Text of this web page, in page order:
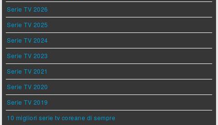
Serie TV 2026
Serie TV 2025
Serie TV 2024
Serie TV 2023
Serie TV 2021
Serie TV 2020
Serie TV 2019
10 migliori serie tv coreane di sempre